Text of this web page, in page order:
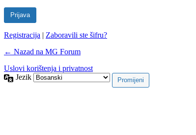
Registracija | Zaboravili ste šifru?
← Nazad na MG Forum
Uslovi korištenja i privatnost
Jezik